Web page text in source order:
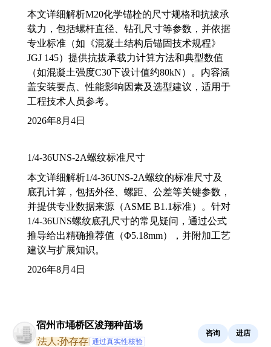
本文详细解析M20化学锚栓的尺寸规格和抗拔承
载力，包括螺杆直径、钻孔尺寸等参数，并依据
专业标准（如《混凝土结构后锚固技术规程》
JGJ 145）提供抗拔承载力计算方法和典型数值
（如混凝土强度C30下设计值约80kN）。内容涵
盖安装要点、性能影响因素及选型建议，适用于
工程技术人员参考。
2026年8月4日
1/4-36UNS-2A螺纹标准尺寸
本文详细解析1/4-36UNS-2A螺纹的标准尺寸及
底孔计算，包括外径、螺距、公差等关键参数，
并提供专业数据来源（ASME B1.1标准）。针对
1/4-36UNS螺纹底孔尺寸的常见疑问，通过公式
推导给出精确推荐值（Φ5.18mm），并附加工艺
建议与扩展知识。
2026年8月4日
宿州市埇桥区浚翔种苗场
法人:孙存存 通过真实性核验
咨询 进店